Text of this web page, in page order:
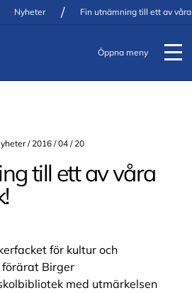
Nyheter / Fin utnämning till ett av
Öppna meny
/ 2016 / 04 / 20
till ett av våra
för kultur och
förärat Birger
med utmärkelsen